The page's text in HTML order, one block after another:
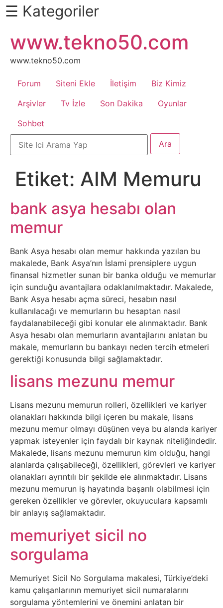
Daha
Fazlası
İçin
Kaydır
Android
Apk
Arabalar
Bankacılık
İşlemleri
Belgesel
Bilgi
Bilgisayar
Bilim
Bitcoin
Bitkiler
Çizgi
Film
Diğer
Sosyal
Medyalar
Din
Dokümanlar
Domain
Download
E-
☰ Kategoriler
atla
www.tekno50.com
www.tekno50.com
Forum Siteni Ekle İletişim
Biz Kimiz
Arşivler
Tv İzle Son Dakika
Oyunlar
Sohbet
Etiket: AIM Memuru
bank asya hesabı olan
memur
Bank Asya hesabı olan memur hakkında yazılan bu
makalede, Bank Asya’nın İslami prensiplere uygun
finansal hizmetler sunan bir banka olduğu ve memurlar
için sunduğu avantajlara odaklanılmaktadır. Makalede,
Bank Asya hesabı açma süreci, hesabın nasıl
kullanılacağı ve memurların bu hesaptan nasıl
faydalanabileceği gibi konular ele alınmaktadır. Bank
Asya hesabı olan memurların avantajlarını anlatan bu
makale, memurların bu bankayı neden tercih etmeleri
gerektiği konusunda bilgi sağlamaktadır.
lisans mezunu memur
Lisans mezunu memurun rolleri, özellikleri ve kariyer
olanakları hakkında bilgi içeren bu makale, lisans
mezunu memur olmayı düşünen veya bu alanda kariyer
yapmak isteyenler için faydalı bir kaynak niteliğindedir.
Makalede, lisans mezunu memurun kim olduğu, hangi
alanlarda çalışabileceği, özellikleri, görevleri ve kariyer
olanakları ayrıntılı bir şekilde ele alınmaktadır. Lisans
mezunu memurun iş hayatında başarılı olabilmesi için
gereken özellikler ve görevler, okuyuculara kapsamlı
bir anlayış sağlamaktadır.
memuriyet sicil no
sorgulama
Memuriyet Sicil No Sorgulama makalesi, Türkiye’deki
kamu çalışanlarının memuriyet sicil numaralarını
sorgulama yöntemlerini ve önemini anlatan bir